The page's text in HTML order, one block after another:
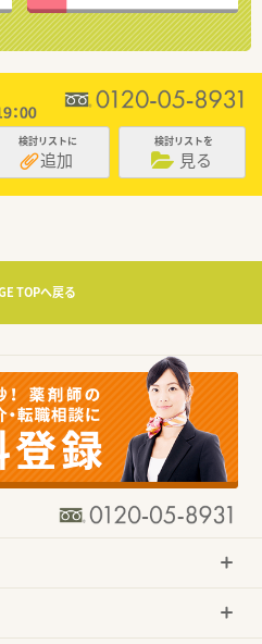
検討リストに
追加
検討リストを
見る
TOPへ戻る